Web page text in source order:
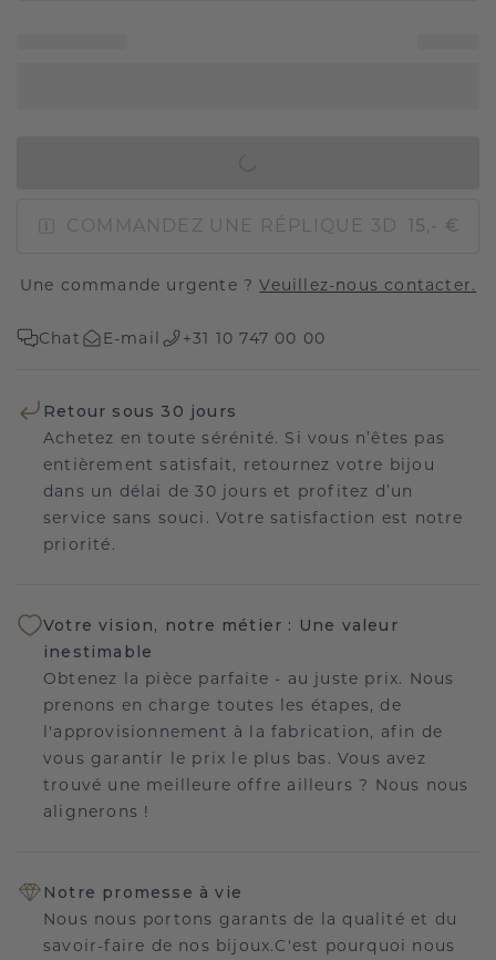
COMMANDEZ UNE RÉPLIQUE 3D 15,- €
Une commande urgente ?Veuillez-nous contacter.
Chat E-mail +31 10 747 00 00
Retour sous 30 jours
Achetez en toute sérénité. Si vous n’êtes pas
entièrement satisfait, retournez votre bijou
dans un délai de 30 jours et profitez d’un
service sans souci. Votre satisfaction est notre
priorité.
Votre vision, notre métier : Une valeur
inestimable
Obtenez la pièce parfaite - au juste prix. Nous
prenons en charge toutes les étapes, de
l'approvisionnement à la fabrication, afin de
vous garantir le prix le plus bas. Vous avez
trouvé une meilleure offre ailleurs ? Nous nous
alignerons !
Notre promesse à vie
Nous nous portons garants de la qualité et du
savoir-faire de nos bijoux.C'est pourquoi nous